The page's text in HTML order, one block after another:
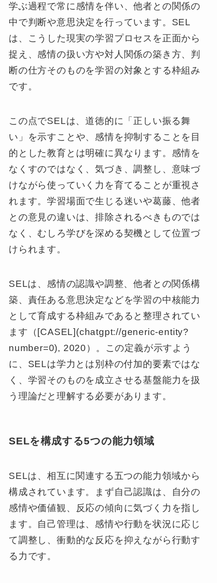
学ぶ過程で常に感情を伴い、他者との関係の
中で判断や意思決定を行っています。SEL
は、こうした現実の学習プロセスを正面から
捉え、感情の扱い方や対人関係の築き方、判
断の仕方そのものを学習の対象とする枠組み
です。
この点でSELは、道徳的に「正しい振る舞
い」を示すことや、感情を抑制することを目
的とした教育とは明確に異なります。感情を
なくすのではなく、気づき、調整し、意味づ
けながら使っていく力を育てることが重視さ
れます。学習場面で生じる迷いや葛藤、他者
との意見の違いは、排除されるべきものでは
なく、むしろ学びを深める契機として位置づ
けられます。
SELは、感情の認識や調整、他者との関係構
築、責任ある意思決定などを学習の中核能力
として育成する枠組みであると整理されてい
ます（[CASEL](chatgpt://generic-entity?
number=0), 2020）。この定義が示すよう
に、SELは学力とは別枠の付加的要素ではな
く、学習そのものを成立させる基盤能力を扱
う理論だと理解する必要があります。
SELを構成する5つの能力領域
SELは、相互に関連する五つの能力領域から
構成されています。まず自己認識は、自分の
感情や価値観、反応の傾向に気づく力を指し
ます。自己管理は、感情や行動を状況に応じ
て調整し、衝動的な反応を抑えながら行動す
る力です。